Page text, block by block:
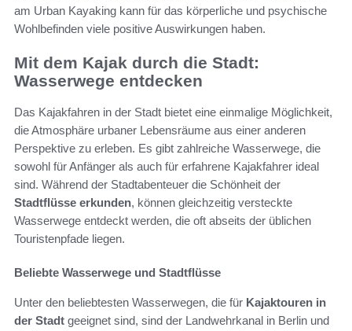
am Urban Kayaking kann für das körperliche und psychische
Wohlbefinden viele positive Auswirkungen haben.
Mit dem Kajak durch die Stadt:
Wasserwege entdecken
Das Kajakfahren in der Stadt bietet eine einmalige Möglichkeit,
die Atmosphäre urbaner Lebensräume aus einer anderen
Perspektive zu erleben. Es gibt zahlreiche Wasserwege, die
sowohl für Anfänger als auch für erfahrene Kajakfahrer ideal
sind. Während der Stadtabenteuer die Schönheit der
Stadtflüsse erkunden, können gleichzeitig versteckte
Wasserwege entdeckt werden, die oft abseits der üblichen
Touristenpfade liegen.
Beliebte Wasserwege und Stadtflüsse
Unter den beliebtesten Wasserwegen, die für Kajaktouren in
der Stadt geeignet sind, sind der Landwehrkanal in Berlin und